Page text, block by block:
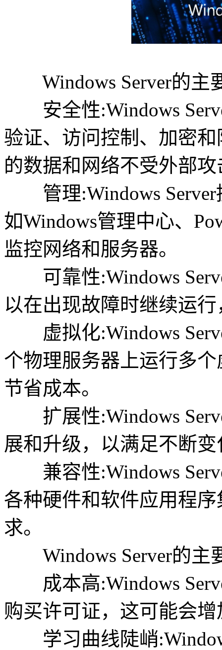
Windows Server的主
安全性:Windows
验证、访问控制、加密
的数据和网络不受外部攻
管理:Windows Server
如Windows管理中心、
监控网络和服务器。
可靠性:Windows
以在出现故障时继续运
虚拟化:Windows
个物理服务器上运行多
节省成本。
扩展性:Windows
展和升级，以满足不断
兼容性:Windows
各种硬件和软件应用程
求。
Windows Server的主
成本高:Windows
购买许可证，这可能会
学习曲线陡峭